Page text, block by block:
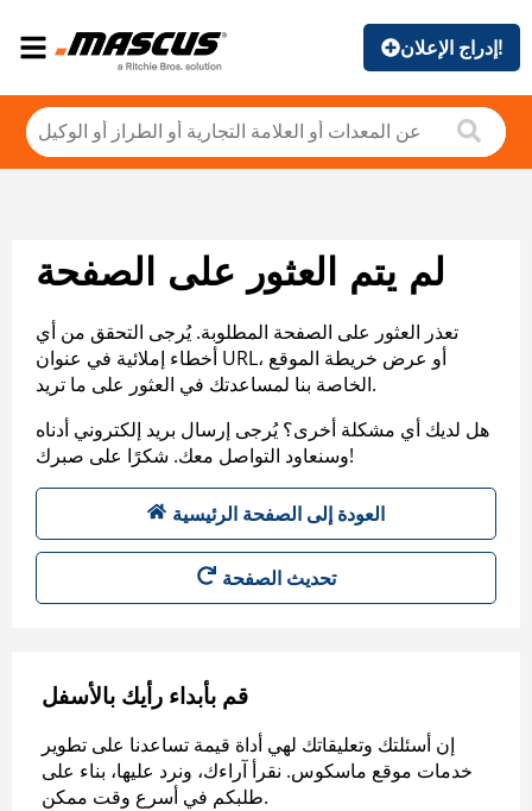
إدراج الإعلان!
لم يتم العثور على الصفحة
تعذر العثور على الصفحة المطلوبة. يُرجى التحقق من أي
أخطاء إملائية في عنوان URL، أو عرض خريطة الموقع
الخاصة بنا لمساعدتك في العثور على ما تريد.
هل لديك أي مشكلة أخرى؟ يُرجى إرسال بريد إلكتروني أدناه
وسنعاود التواصل معك. شكرًا على صبرك!
العودة إلى الصفحة الرئيسية
تحديث الصفحة
قم بأبداء رأيك بالأسفل
إن أسئلتك وتعليقاتك لهي أداة قيمة تساعدنا على تطوير
خدمات موقع ماسكوس. نقرأ آراءك، ونرد عليها، بناء على
طلبكم في أسرع وقت ممكن.